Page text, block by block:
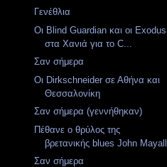
Γενέθλια
Οι Blind Guardian και οι Εxodus
στα Χανιά για το C...
Σαν σήμερα
Οι Dirkschneider σε Αθήνα και
Θεσσαλονίκη
Σαν σήμερα (γεννήθηκαν)
Πέθανε ο θρύλος της
βρετανικής blues John Mayall
Σαν σήμερα